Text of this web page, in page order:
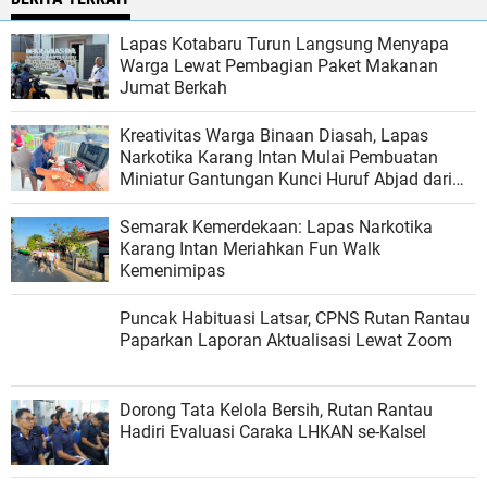
Lapas Kotabaru Turun Langsung Menyapa
Warga Lewat Pembagian Paket Makanan
Jumat Berkah
Kreativitas Warga Binaan Diasah, Lapas
Narkotika Karang Intan Mulai Pembuatan
Miniatur Gantungan Kunci Huruf Abjad dari
Bambu
Semarak Kemerdekaan: Lapas Narkotika
Karang Intan Meriahkan Fun Walk
Kemenimipas
Puncak Habituasi Latsar, CPNS Rutan Rantau
Paparkan Laporan Aktualisasi Lewat Zoom
Dorong Tata Kelola Bersih, Rutan Rantau
Hadiri Evaluasi Caraka LHKAN se-Kalsel